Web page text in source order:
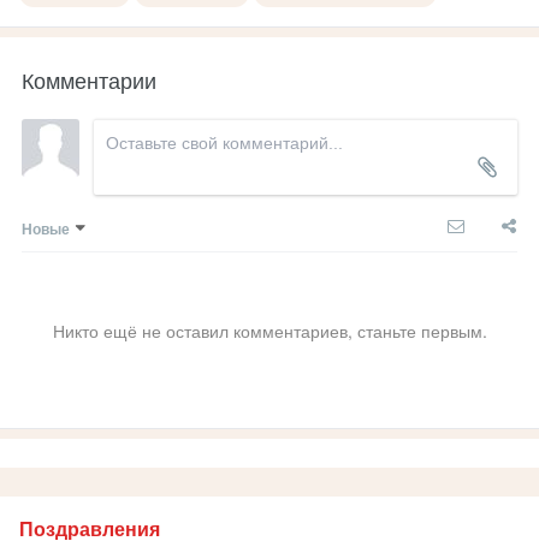
Комментарии
Новые
Никто ещё не оставил комментариев, станьте первым.
Поздравления